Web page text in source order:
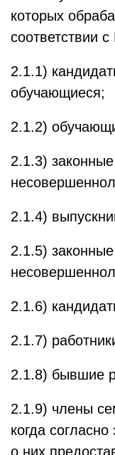
которых
соответствии
2.1.1)
обучающиеся;
2.1.2)
2.1.3)
2.1.4)
2.1.5)
2.1.6)
2.1.7)
2.1.8) бывшие
2.1.9) члены
когда
о них